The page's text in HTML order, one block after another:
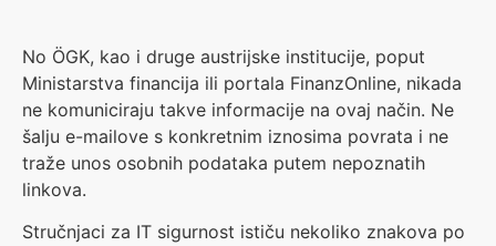
No ÖGK, kao i druge austrijske institucije, poput
Ministarstva financija ili portala FinanzOnline, nikada
ne komuniciraju takve informacije na ovaj način. Ne
šalju e-mailove s konkretnim iznosima povrata i ne
traže unos osobnih podataka putem nepoznatih
linkova.
Stručnjaci za IT sigurnost ističu nekoliko znakova po